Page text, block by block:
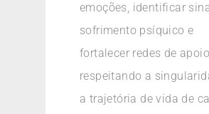
emoções, identificar
sofrimento psíquico e
fortalecer redes de
respeitando a
a trajetória de vida de